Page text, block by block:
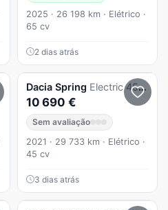
2025 · 26 198 km · Elétrico ·
65 cv
2 dias atrás
Dacia Spring Electric 45 Comfort Plus
10 690 €
Sem avaliação
2021 · 29 733 km · Elétrico ·
45 cv
3 dias atrás